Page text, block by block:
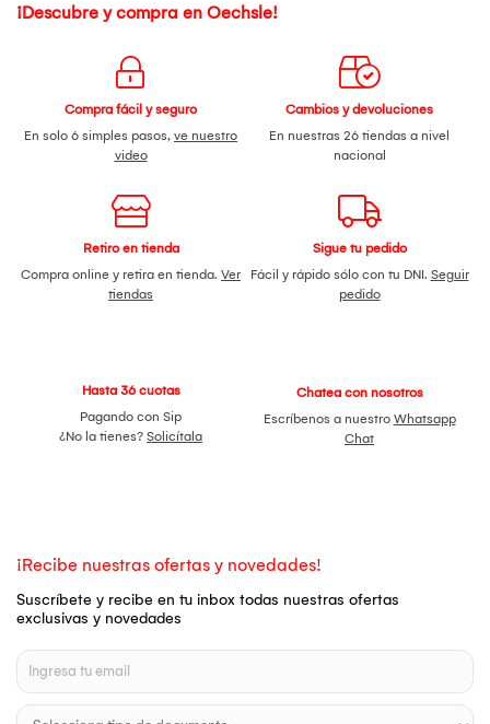
¡Descubre y compra en Oechsle!
Compra fácil y seguro
En solo 6 simples pasos, ve nuestro
video
Cambios y devoluciones
En nuestras 26 tiendas a nivel
nacional
Retiro en tienda
Compra online y retira en tienda. Ver
tiendas
Sigue tu pedido
Fácil y rápido sólo con tu DNI. Seguir
pedido
Hasta 36 cuotas
Pagando con Sip
¿No la tienes? Solicítala
Chatea con nosotros
Escríbenos a nuestro Whatsapp
Chat
¡Recibe nuestras ofertas y novedades!
Suscríbete y recibe en tu inbox todas nuestras ofertas
exclusivas y novedades